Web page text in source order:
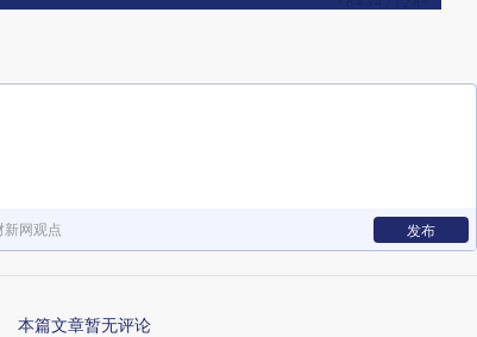
新网观点 发布
本篇文章暂无评论